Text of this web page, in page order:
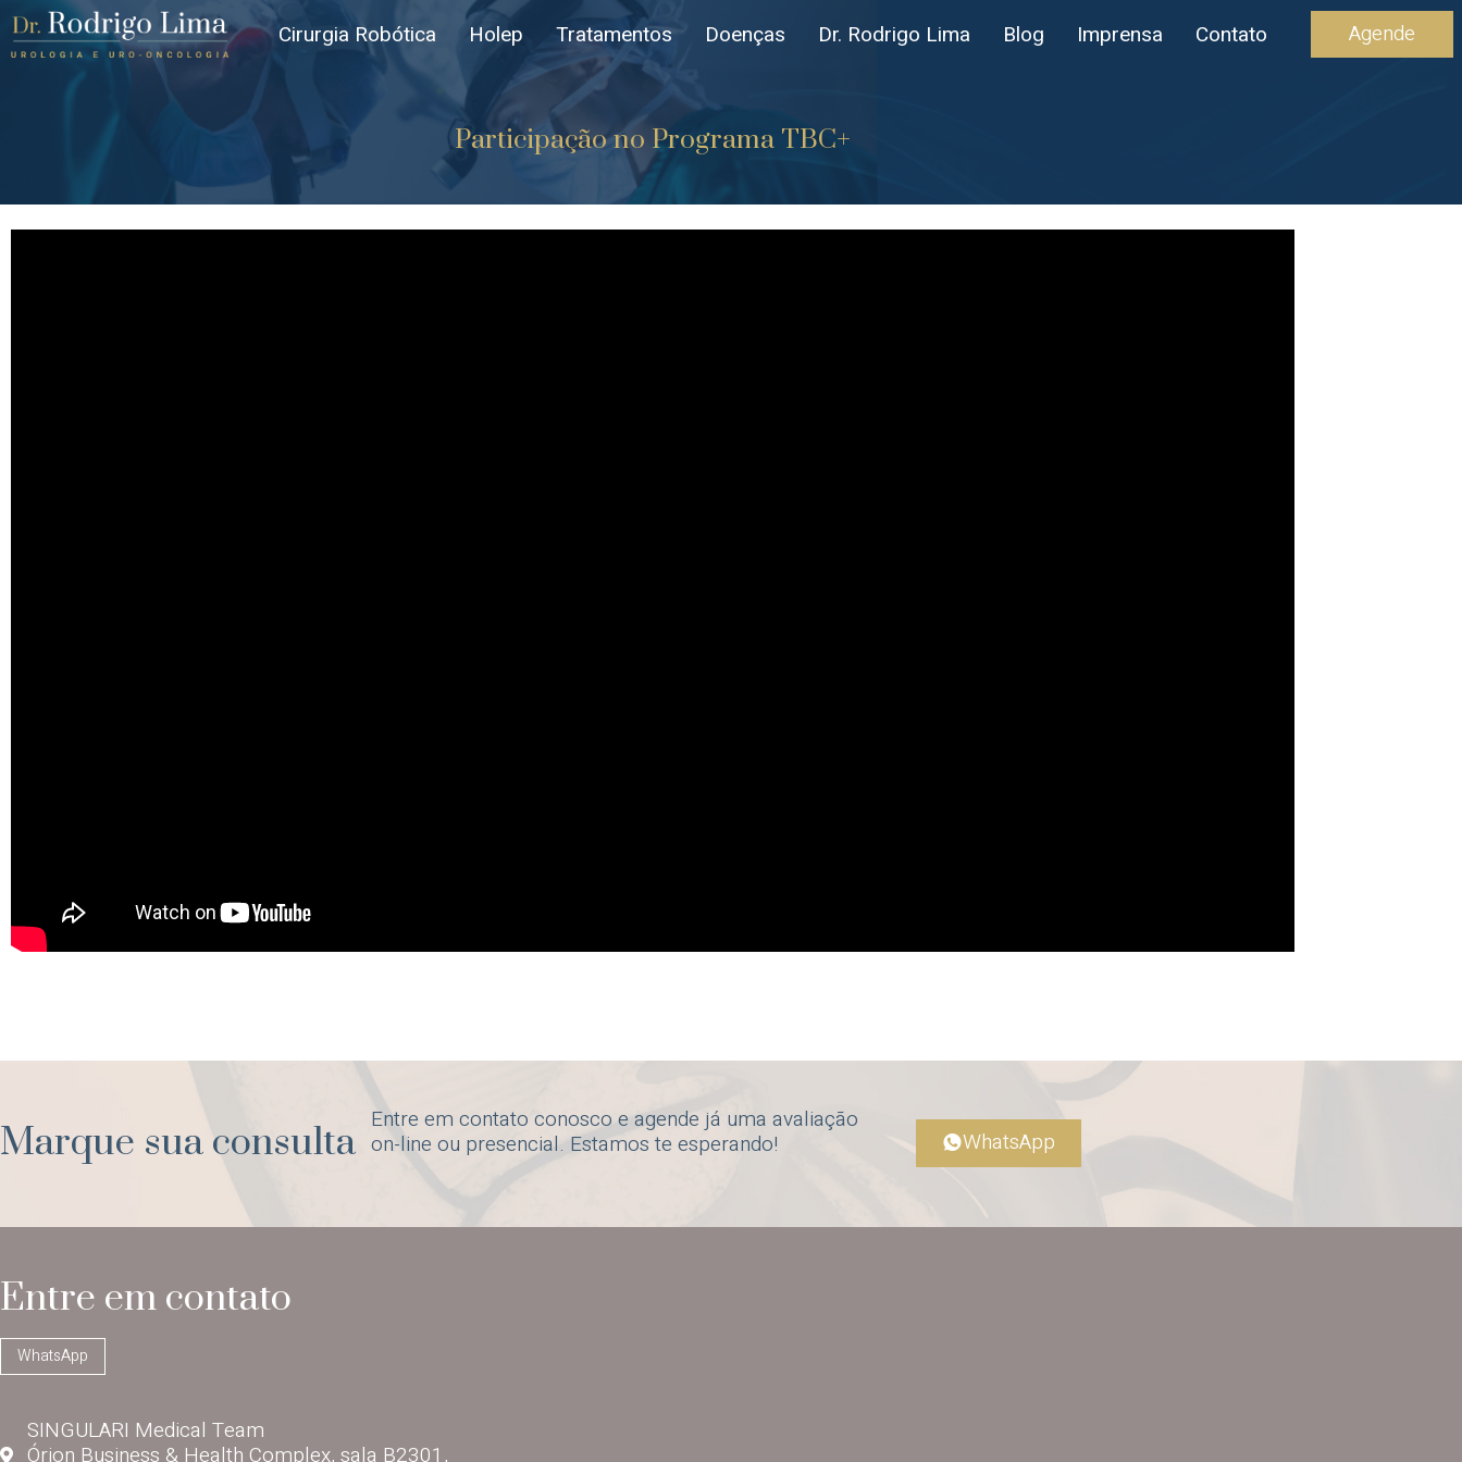
Cirurgia Robótica Holep Tratamentos Doenças Dr. Rodrigo Lima Blog Imprensa Contato Agende
Participação no Programa TBC+
Marque sua consulta Entre em contato conosco e agende já uma avaliação
on-line ou presencial. Estamos te esperando!
WhatsApp
Entre em contato
WhatsApp
SINGULARI Medical Team
Órion Business & Health Complex, sala B2301,